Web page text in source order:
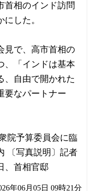
首相のインド訪問
した。
見で、高市首相の
、「インドは基本
、自由で開かれた
要なパートナー
院予算委員会に臨
〔写真説明〕記者
、首相官邸
年06月05日 09時21分